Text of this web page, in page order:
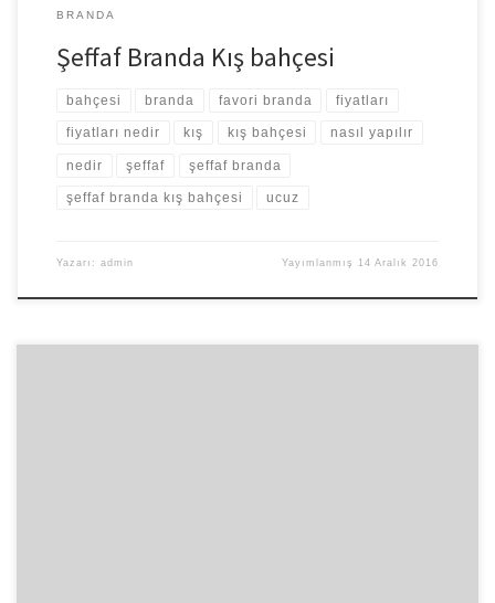
BRANDA
Şeffaf Branda Kış bahçesi
bahçesi branda favori branda fiyatları
fiyatları nedir kış kış bahçesi nasıl yapılır
nedir şeffaf şeffaf branda
şeffaf branda kış bahçesi ucuz
Yazarı: admin Yayımlanmış 14 Aralık 2016